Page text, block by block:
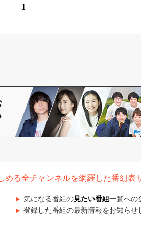
1
る全チャンネルを網羅した番組表
気になる番組の見たい番組 一覧への
登録した番組の最新情報をお知らせ